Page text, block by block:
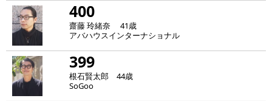
400
齋藤 玲緒奈 41歳
アバハウスインターナショナル
399
根石賢太郎 44歳
SoGoo